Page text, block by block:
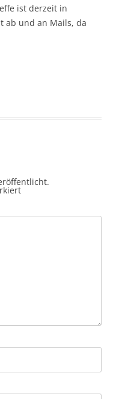
ist derzeit in
ab und an Mails, da